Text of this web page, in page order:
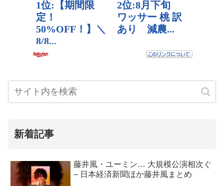
新着記事
藤井風・ユーミン… 大規模公演相次ぐ
– 日本経済新聞ほか藤井風まとめ